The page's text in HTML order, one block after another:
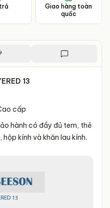
Giao hàng toàn
quốc
13
cấp
hành có đầy đủ tem, thẻ
kính và khăn lau kính.